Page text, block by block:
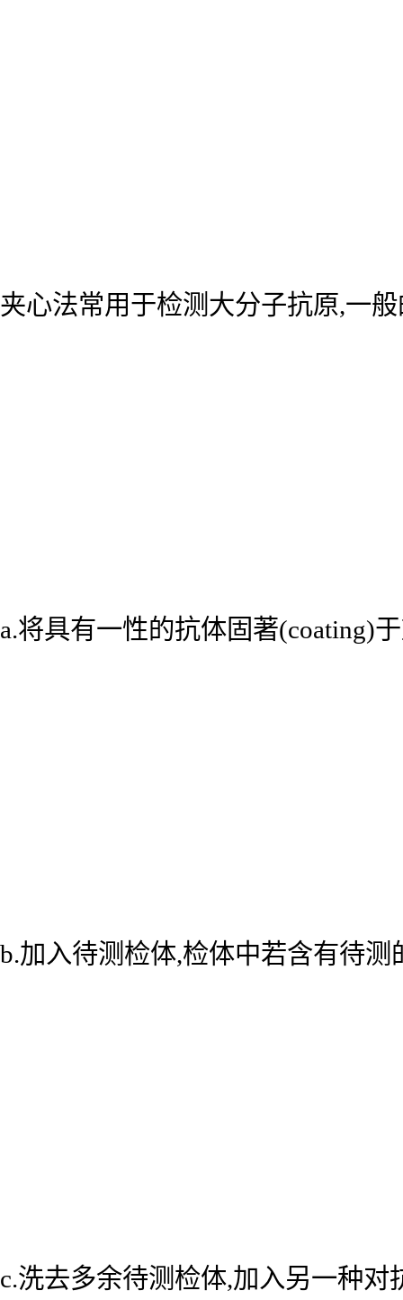
夹心法常用于检测大分子抗原,一
a.将具有一性的抗体固著(coating)
b.加入待测检体,检体中若含有待
c.洗去多余待测检体,加入另一种